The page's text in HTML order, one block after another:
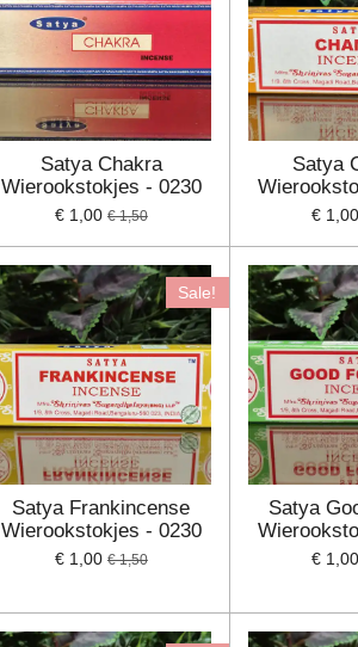
Satya Chakra
Wierookstokjes - 0230
€ 1,00 € 1,50
Satya
€ 1,00
Sale!
Satya Frankincense
Wierookstokjes - 0230
€ 1,00 € 1,50
Satya
€ 1,00